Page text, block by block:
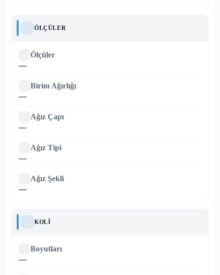
ÖLÇÜLER
Ölçüler
—
Birim Ağırlığı
—
Ağız Çapı
—
Ağız Tipi
—
Ağız Şekli
—
KOLI
Boyutları
—